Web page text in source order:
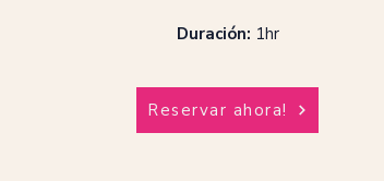
Duración: 1hr
Reservar ahora!